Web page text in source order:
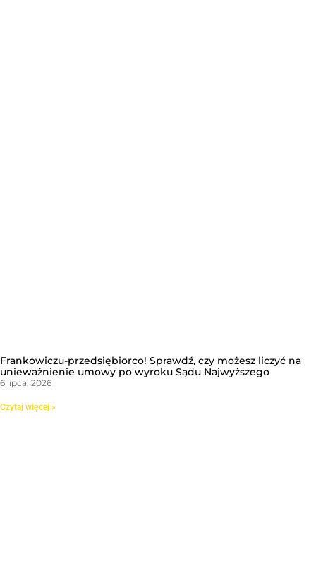
Frankowiczu-przedsiębiorco! Sprawdź, czy możesz liczyć na
unieważnienie umowy po wyroku Sądu Najwyższego
6 lipca, 2026
Czytaj więcej »